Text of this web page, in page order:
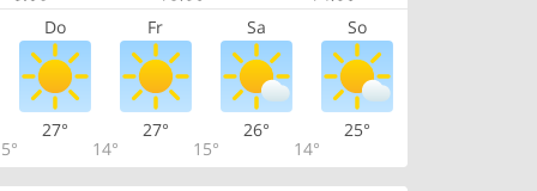
Do Fr Sa So
27°
14°
27°
15°
26°
14°
25°